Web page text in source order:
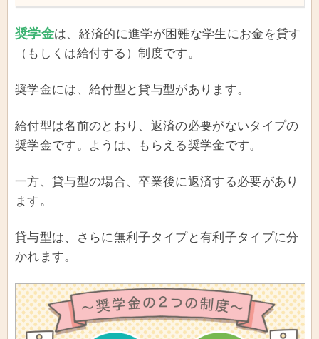
奨学金は、経済的に進学が困難な学生にお金を貸す
（もしくは給付する）制度です。
奨学金には、給付型と貸与型があります。
給付型は名前のとおり、返済の必要がないタイプの
奨学金です。ようは、もらえる奨学金です。
一方、貸与型の場合、卒業後に返済する必要があり
ます。
貸与型は、さらに無利子タイプと有利子タイプに分
かれます。